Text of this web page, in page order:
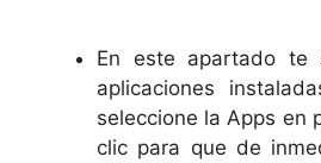
En este apartado te
aplicaciones
seleccione la Apps en
clic para que de